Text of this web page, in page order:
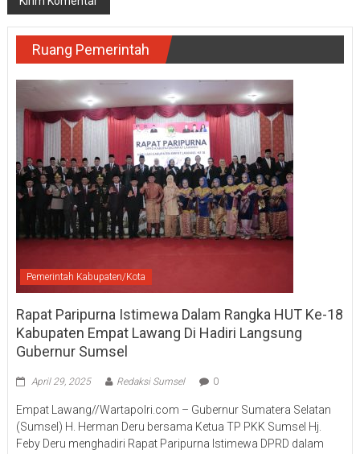
Ruang Pemerintah
Pemerintah Kabupaten/Kota
Rapat Paripurna Istimewa Dalam Rangka HUT Ke-18
Kabupaten Empat Lawang Di Hadiri Langsung
Gubernur Sumsel
April 29, 2025 Redaksi Sumsel 0
Empat Lawang//Wartapolri.com – Gubernur Sumatera Selatan
(Sumsel) H. Herman Deru bersama Ketua TP PKK Sumsel Hj.
Feby Deru menghadiri Rapat Paripurna Istimewa DPRD dalam